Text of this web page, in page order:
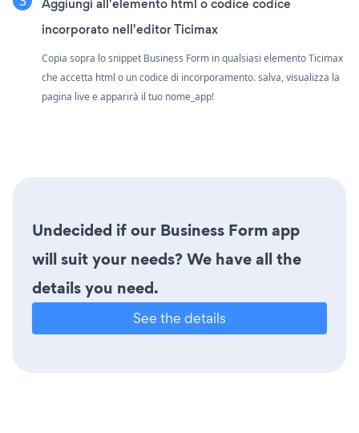
incorporato nell'editor Ticimax
Copia sopra lo snippet Business Form in qualsiasi elemento Ticimax
che accetta html o un codice di incorporamento. salva, visualizza la
pagina live e apparirà il tuo nome_app!
Undecided if our Business Form app
will suit your needs? We have all the
details you need.
See the details